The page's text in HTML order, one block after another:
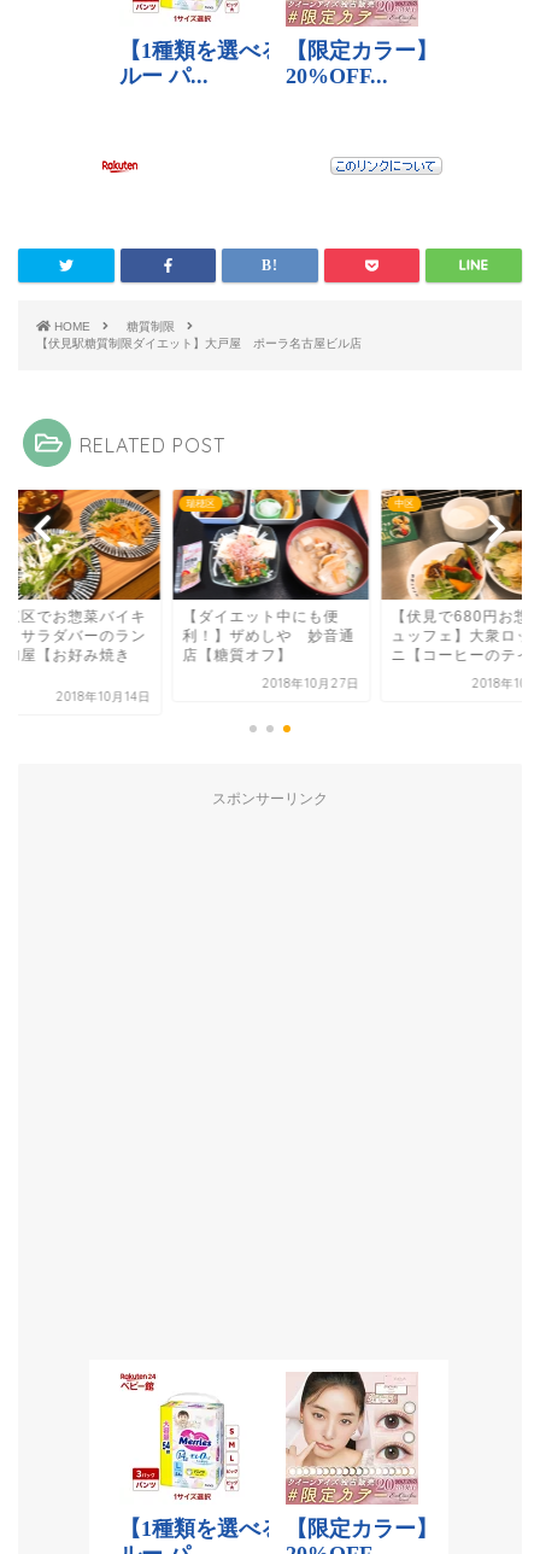
HOME
糖質制限
【伏見駅糖質制限ダイエット】大戸屋 ポーラ名古屋ビル店
RELATED POST
東区でお惣菜バイキ
＆サラダバーのラン
加屋【お好み焼き
2018年10月14日
瑞穂区
【ダイエット中にも便
利！】ザめしや 妙音通
店【糖質オフ】
2018年10月27日
中区
【伏見で680円お惣
ュッフェ】大衆ロッ
ニ【コーヒーのテイ
2018年10
スポンサーリンク